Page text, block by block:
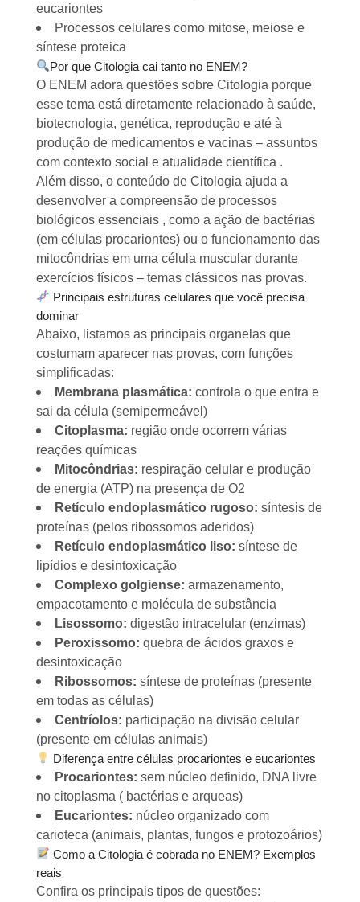
eucariontes
Processos celulares como mitose, meiose e
síntese proteica
Por que Citologia cai tanto no ENEM?
O ENEM adora questões sobre Citologia porque
esse tema está diretamente relacionado à saúde,
biotecnologia, genética, reprodução e até à
produção de medicamentos e vacinas – assuntos
com contexto social e atualidade científica .
Além disso, o conteúdo de Citologia ajuda a
desenvolver a compreensão de processos
biológicos essenciais , como a ação de bactérias
(em células procariontes) ou o funcionamento das
mitocôndrias em uma célula muscular durante
exercícios físicos – temas clássicos nas provas.
Principais estruturas celulares que você precisa
dominar
Abaixo, listamos as principais organelas que
costumam aparecer nas provas, com funções
simplificadas:
Membrana plasmática: controla o que entra e
sai da célula (semipermeável)
Citoplasma: região onde ocorrem várias
reações químicas
Mitocôndrias: respiração celular e produção
de energia (ATP) na presença de O2
Retículo endoplasmático rugoso: síntesis de
proteínas (pelos ribossomos aderidos)
Retículo endoplasmático liso: síntese de
lipídios e desintoxicação
Complexo golgiense: armazenamento,
empacotamento e molécula de substância
Lisossomo: digestão intracelular (enzimas)
Peroxissomo: quebra de ácidos graxos e
desintoxicação
Ribossomos: síntese de proteínas (presente
em todas as células)
Centríolos: participação na divisão celular
(presente em células animais)
Diferença entre células procariontes e eucariontes
Procariontes: sem núcleo definido, DNA livre
no citoplasma ( bactérias e arqueas)
Eucariontes: núcleo organizado com
carioteca (animais, plantas, fungos e protozoários)
Como a Citologia é cobrada no ENEM? Exemplos
reais
Confira os principais tipos de questões: